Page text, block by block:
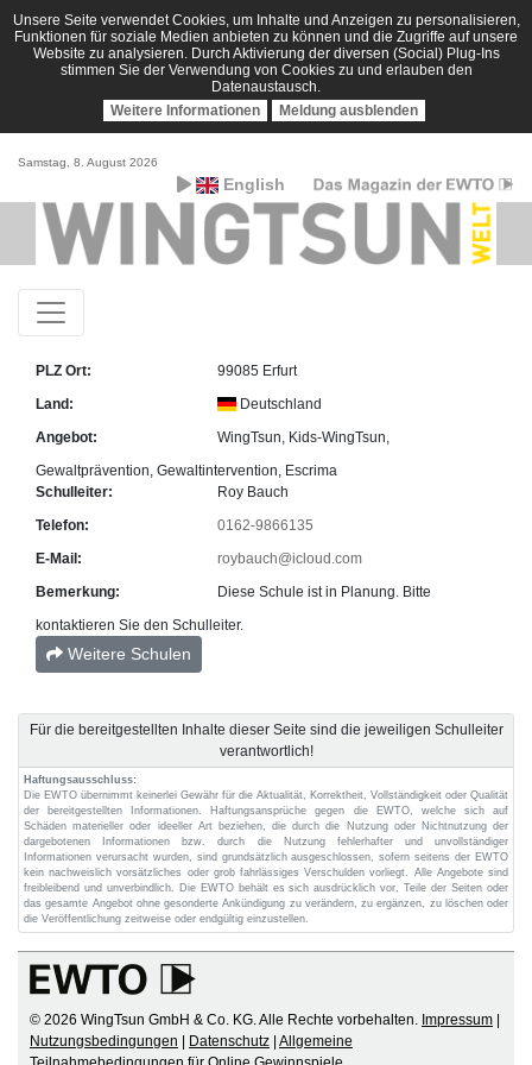
Unsere Seite verwendet Cookies, um Inhalte und Anzeigen zu personalisieren,
Funktionen für soziale Medien anbieten zu können und die Zugriffe auf unsere
Website zu analysieren. Durch Aktivierung der diversen (Social) Plug-Ins
stimmen Sie der Verwendung von Cookies zu und erlauben den
Datenaustausch.
Weitere Informationen
Meldung ausblenden
Samstag, 8. August 2026
English
PLZ Ort:
99085 Erfurt
Land:
Deutschland
Angebot:
WingTsun, Kids-WingTsun,
Gewaltprävention, Gewaltintervention, Escrima
Schulleiter:
Roy Bauch
Telefon:
0162-9866135
E-Mail:
roybauch@icloud.com
Bemerkung:
Diese Schule ist in Planung. Bitte
kontaktieren Sie den Schulleiter.
Weitere Schulen
Für die bereitgestellten Inhalte dieser Seite sind die jeweiligen Schulleiter
verantwortlich!
Haftungsausschluss:
Die EWTO übernimmt keinerlei Gewähr für die Aktualität, Korrektheit, Vollständigkeit oder Qualität
der bereitgestellten Informationen. Haftungsansprüche gegen die EWTO, welche sich auf
Schäden materieller oder ideeller Art beziehen, die durch die Nutzung oder Nichtnutzung der
dargebotenen Informationen bzw. durch die Nutzung fehlerhafter und unvollständiger
Informationen verursacht wurden, sind grundsätzlich ausgeschlossen, sofern seitens der EWTO
kein nachweislich vorsätzliches oder grob fahrlässiges Verschulden vorliegt. Alle Angebote sind
freibleibend und unverbindlich. Die EWTO behält es sich ausdrücklich vor, Teile der Seiten oder
das gesamte Angebot ohne gesonderte Ankündigung zu verändern, zu ergänzen, zu löschen oder
die Veröffentlichung zeitweise oder endgültig einzustellen.
© 2026 WingTsun GmbH & Co. KG. Alle Rechte vorbehalten. Impressum
Nutzungsbedingungen
Datenschutz Allgemeine